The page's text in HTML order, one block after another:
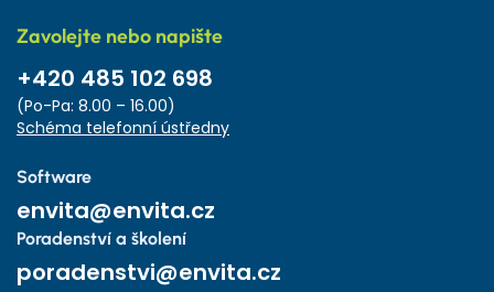
Zavolejte nebo napište
+420 485 102 698
(Po-Pa: 8.00 – 16.00)
Schéma telefonní ústředny
Software
envita@envita.cz
Poradenství a školení
poradenstvi@envita.cz